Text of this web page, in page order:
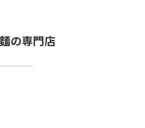
の専門店